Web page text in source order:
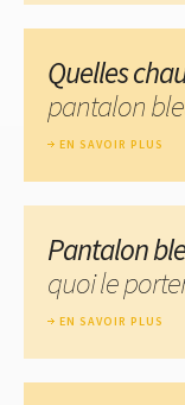
Quelles
pantalon
EN SAVOIR PLUS
Pantalon
quoi le
EN SAVOIR PLUS